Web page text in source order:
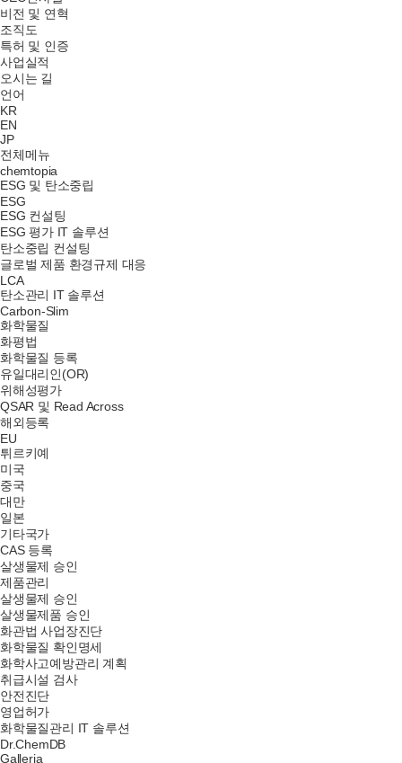
비전 및 연혁
조직도
특허 및 인증
사업실적
오시는 길
언어
KR
EN
JP
전체메뉴
chemtopia
ESG 및 탄소중립
ESG
ESG 컨설팅
ESG 평가 IT 솔루션
탄소중립 컨설팅
글로벌 제품 환경규제 대응
LCA
탄소관리 IT 솔루션
Carbon-Slim
화학물질
화평법
화학물질 등록
유일대리인(OR)
위해성평가
QSAR 및 Read Across
해외등록
EU
튀르키예
미국
중국
대만
일본
기타국가
CAS 등록
살생물제 승인
제품관리
살생물제 승인
살생물제품 승인
화관법 사업장진단
화학물질 확인명세
화학사고예방관리 계획
취급시설 검사
안전진단
영업허가
화학물질관리 IT 솔루션
Dr.ChemDB
Galleria